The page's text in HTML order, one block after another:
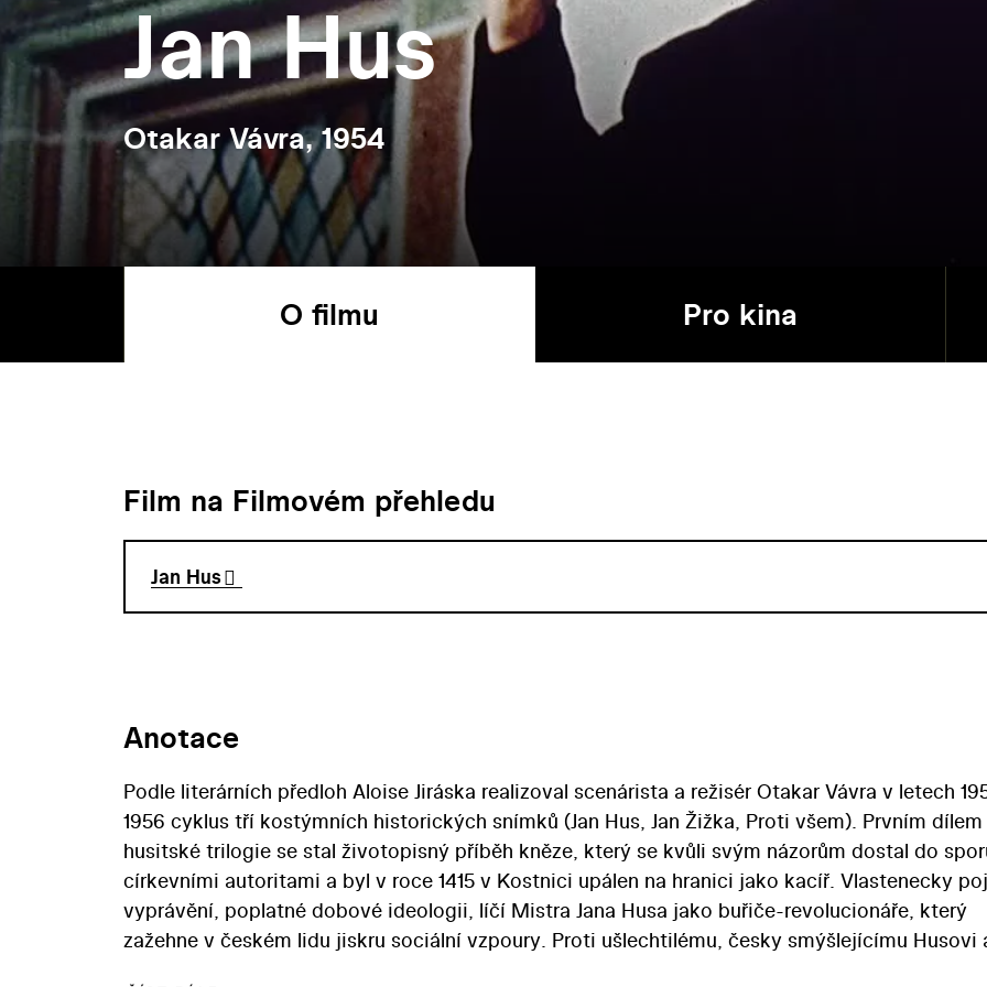
Jan Hus
Otakar Vávra, 1954
O filmu Pro kina
Film na Filmovém přehledu
Jan Hus
Anotace
Podle literárních předloh Aloise Jiráska realizoval scenárista a režisér Otakar Vávra v letech
1956 cyklus tří kostýmních historických snímků (Jan Hus, Jan Žižka, Proti všem). Prvním
husitské trilogie se stal životopisný příběh kněze, který se kvůli svým názorům dostal do
církevními autoritami a byl v roce 1415 v Kostnici upálen na hranici jako kacíř. Vlastenecky
vyprávění, poplatné dobové ideologii, líčí Mistra Jana Husa jako buřiče-revolucionáře, který
zažehne v českém lidu jiskru sociální vzpoury. Proti ušlechtilému, česky smýšlejícímu Husovi